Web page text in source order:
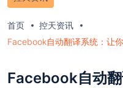
首页
控天资讯
Facebook自动翻译系统：让
Facebook自动